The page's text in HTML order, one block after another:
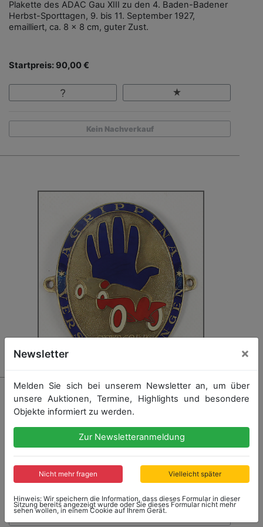
Plakette des ADAC Gau XIII zu den 4. Baden-Badener
Herbst-Sporttagen, 9. bis 11. September 1927,
emailliert, ca. 8 x 8 cm, guter Zust.
Startpreis: 90,00 €
Kein Nachverkauf
3328
Plakette Agrippina Versicherungen seit 1944,
emailliert, ca. 8 x 10 cm, guter Zust.
Startpreis: 80,00 €
Newsletter ×
Melden Sie sich bei unserem Newsletter an, um über
unsere Auktionen, Termine, Highlights und besondere
Objekte informiert zu werden.
Zur Newsletteranmeldung
Nicht mehr fragen Vielleicht später
Hinweis: Wir speichern die Information, dass dieses Formular in dieser
Sitzung bereits angezeigt wurde oder Sie dieses Formular nicht mehr
sehen wollen, in einem Cookie auf Ihrem Gerät.